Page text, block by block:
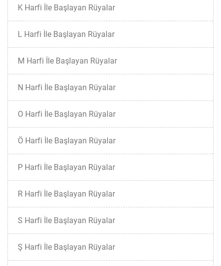
K Harfi İle Başlayan Rüyalar
L Harfi İle Başlayan Rüyalar
M Harfi İle Başlayan Rüyalar
N Harfi İle Başlayan Rüyalar
O Harfi İle Başlayan Rüyalar
Ö Harfi İle Başlayan Rüyalar
P Harfi İle Başlayan Rüyalar
R Harfi İle Başlayan Rüyalar
S Harfi İle Başlayan Rüyalar
Ş Harfi İle Başlayan Rüyalar